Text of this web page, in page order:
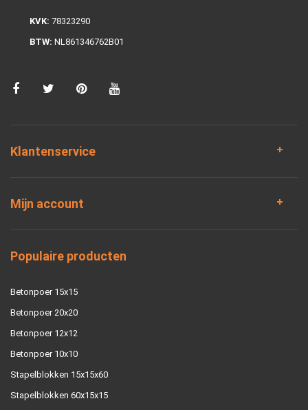
KVK: 78323290
BTW: NL861346762B01
Klantenservice
Mijn account
Populaire producten
Betonpoer 15x15
Betonpoer 20x20
Betonpoer 12x12
Betonpoer 10x10
Stapelblokken 15x15x60
Stapelblokken 60x15x15